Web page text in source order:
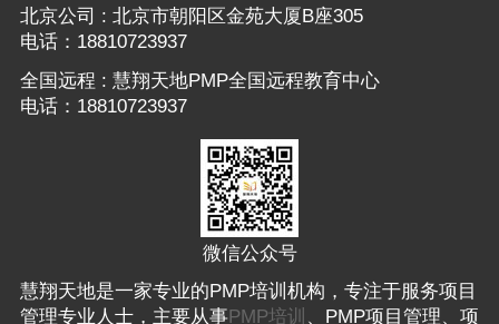
北京公司 : 北京市朝阳区金苑大厦B座305
电话：18810723937
全国远程 : 慧翔天地PMP全国远程教育中心
电话：18810723937
微信公众号
慧翔天地是一家专业的PMP培训机构，专注于服务项目
管理专业人士，主要从事PMP培训 、PMP项目管理、项